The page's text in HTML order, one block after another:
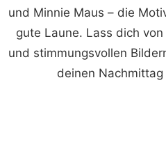
und Minnie Maus – die
gute Laune. Lass dich
und stimmungsvollen
deinen